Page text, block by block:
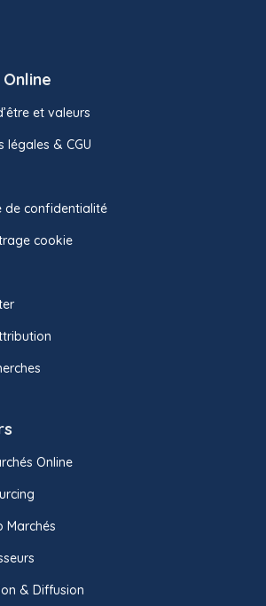
et valeurs
légales & CGU
de confidentialité
cookie
Online
Marchés
& Diffusion